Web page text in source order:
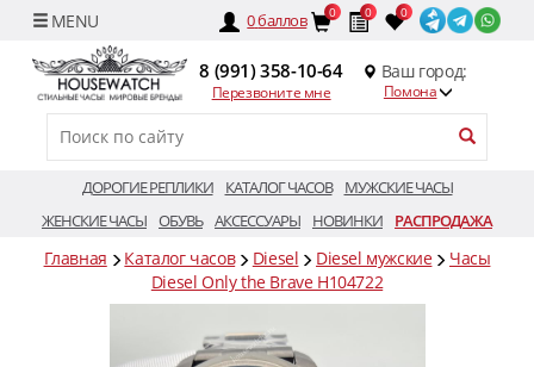
0баллов 0 0 0
8 (991) 358-10-64
Перезвоните мне
Ваш город:
Помона
ДОРОГИЕ РЕПЛИКИ КАТАЛОГ ЧАСОВ
МУЖСКИЕ ЧАСЫ
ЖЕНСКИЕ ЧАСЫ ОБУВЬ АКСЕССУАРЫ НОВИНКИ РАСПРОДАЖА
Главная Каталог часов Diesel Diesel мужские
Часы
Diesel Only the Brave H104722